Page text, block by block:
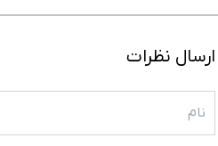
ارسال نظرات